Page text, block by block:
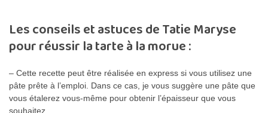
Les conseils et astuces de Tatie Maryse
pour réussir la tarte à la morue :
– Cette recette peut être réalisée en express si vous utilisez une
pâte prête à l’emploi. Dans ce cas, je vous suggère une pâte que
vous étalerez vous-même pour obtenir l’épaisseur que vous
souhaitez.